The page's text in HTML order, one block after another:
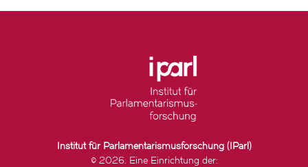
Institut für Parlamentarismusforschung (IParl)
© 2026. Eine Einrichtung der: